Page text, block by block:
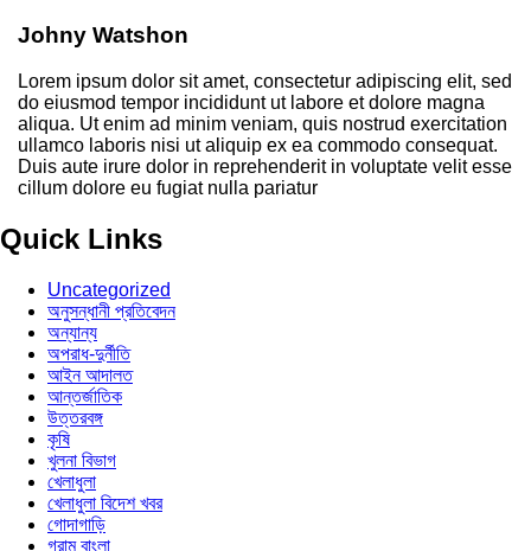
Johny Watshon
Lorem ipsum dolor sit amet, consectetur adipiscing elit, sed
do eiusmod tempor incididunt ut labore et dolore magna
aliqua. Ut enim ad minim veniam, quis nostrud exercitation
ullamco laboris nisi ut aliquip ex ea commodo consequat.
Duis aute irure dolor in reprehenderit in voluptate velit esse
cillum dolore eu fugiat nulla pariatur
Quick Links
Uncategorized
অনুসন্ধানী প্রতিবেদন
অন্যান্য
অপরাধ-দুর্নীতি
আইন আদালত
আন্তর্জাতিক
উত্তরবঙ্গ
কৃষি
খুলনা বিভাগ
খেলাধুলা
খেলাধুলা বিদেশ খবর
গোদাগাড়ি
গ্রাম বাংলা